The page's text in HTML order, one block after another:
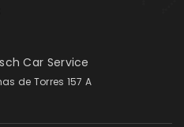
Car Service
de Torres 157 A